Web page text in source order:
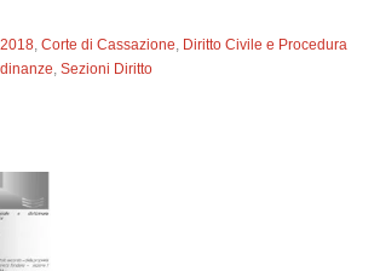
,Corte di Cassazione Diritto Civile e Procedura
,Sezioni Diritto